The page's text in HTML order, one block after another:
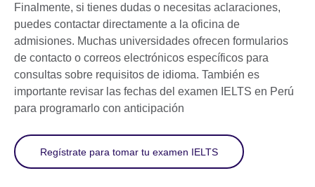
Finalmente, si tienes dudas o necesitas aclaraciones,
puedes contactar directamente a la oficina de
admisiones. Muchas universidades ofrecen formularios
de contacto o correos electrónicos específicos para
consultas sobre requisitos de idioma. También es
importante revisar las fechas del examen IELTS en Perú
para programarlo con anticipación
Regístrate para tomar tu examen IELTS